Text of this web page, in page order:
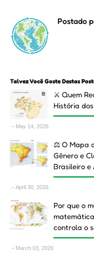
Postado
Talvez Você Goste Destas
⚔️ Quem
História
May 14, 2026
⚖️ O Mapa
Gênero e
Brasileiro e
April 30, 2026
Por que o
controla o
March 03, 2026